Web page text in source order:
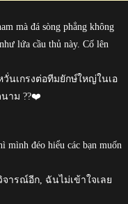
mà đá sòng phẳng không
lứa cầu thủ này. Cố lên
นเกรงต่อทีมยักษ์ใหญ่ในเอ
าม ??❤️
mình đéo hiểu các bạn muốn
ารณ์อีก, ฉันไม่เข้าใจเลย